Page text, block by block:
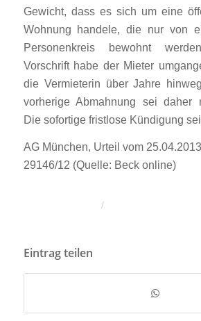
Gewicht, dass es sich um eine
Wohnung handele, die nur von
Personenkreis bewohnt
Vorschrift habe der Mieter
die Vermieterin über Jahre
vorherige Abmahnung sei daher
Die sofortige fristlose Kündigung
AG München, Urteil vom
29146/12 (Quelle: Beck online)
/
Eintrag teilen